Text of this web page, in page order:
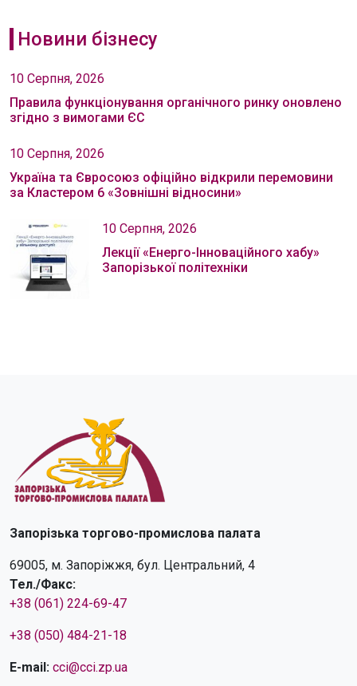
Новини бізнесу
10 Серпня, 2026
Правила функціонування органічного ринку оновлено
згідно з вимогами ЄС
10 Серпня, 2026
Україна та Євросоюз офіційно відкрили перемовини
за Кластером 6 «Зовнішні відносини»
10 Серпня, 2026
Лекції «Енерго-Інноваційного хабу»
Запорізької політехніки
Запорізька торгово-промислова палата
69005, м. Запоріжжя, бул. Центральний, 4
Тел./Факс:
+38 (061) 224-69-47
+38 (050) 484-21-18
E-mail: cci@cci.zp.ua